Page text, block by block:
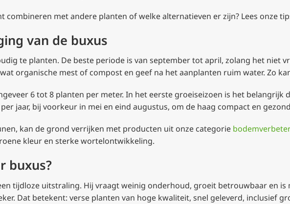
combineren met andere planten of welke alternatieven er zijn? Lees onze
van de buxus
te planten. De beste periode is van september tot april, zolang het niet
organische mest of compost en geef na het aanplanten ruim water. Zo
6 tot 8 planten per meter. In het eerste groeiseizoen is het
jaar, bij voorkeur in mei en eind augustus, om de haag compact en
kan de grond verrijken met producten uit onze categorie
kleur en sterke wortelontwikkeling.
buxus?
tijdloze uitstraling. Hij vraagt weinig onderhoud, groeit betrouwbaar en
Dat betekent: verse planten van hoge kwaliteit, snel geleverd, inclusief